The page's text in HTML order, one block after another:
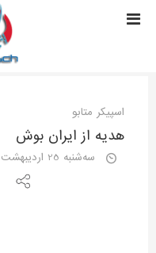
اسپیکر متابو
هدیه از ایران بوش
سه‌شنبه 25 اردیبهشت 1403 | 14:25